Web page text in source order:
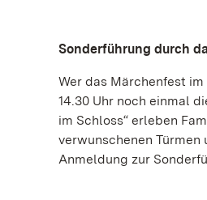
Sonderführung durch
Wer das Märchenfest
14.30 Uhr noch einmal
im Schloss“ erleben
verwunschenen
Anmeldung zur